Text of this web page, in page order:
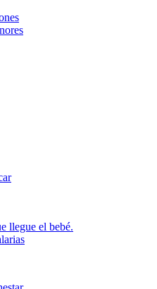
llegue el bebé.